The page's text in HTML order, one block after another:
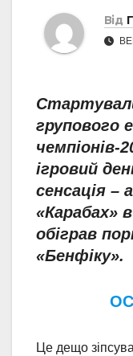
Від
групового
чемпіонів-
ігровий
сенсація –
«Карабах»
обіграв
«Бенфіку».
Це дещо